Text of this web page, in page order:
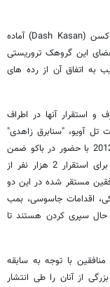
سپس منافقین در پایگاهی که از قبل در شهر داش کسن (Dash Kasan) آماده
در حال حاضر 800 نفر از اعضای این گروهک تروریستی
به اتفاق آن از رده های
و استقرار آنها در اطراف
تل آویو، "سنابرق زاهدی"
عضو شورای عالی گروهک منافقین در اواخر ماه می 2012 با حضور در باکو ضمن
مذاکره با مقامات بلند پایه آذربایجان، حمایت آنها را برای استقرار 2 هزار نفر از
مستقر شده در این دو
اقدامات جاسوسی، بمب
حال سپری کردن هستند تا
با توجه به سابقه
بزرگی از آنان را طی انتشار